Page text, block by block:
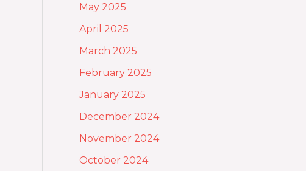
May 2025
April 2025
March 2025
February 2025
January 2025
December 2024
November 2024
October 2024